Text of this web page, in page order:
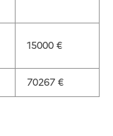
15000 €
70267 €